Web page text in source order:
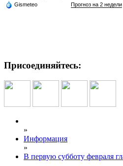
Gismeteo Прогноз на 2 недели
Присоединяйтесь:
»
Информация
»
В первую субботу февраля